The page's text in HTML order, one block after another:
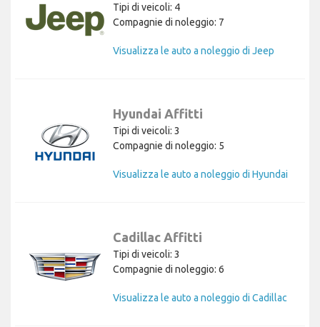
Tipi di veicoli: 4
Compagnie di noleggio: 7
Visualizza le auto a noleggio di Jeep
Hyundai Affitti
Tipi di veicoli: 3
Compagnie di noleggio: 5
Visualizza le auto a noleggio di Hyundai
Cadillac Affitti
Tipi di veicoli: 3
Compagnie di noleggio: 6
Visualizza le auto a noleggio di Cadillac